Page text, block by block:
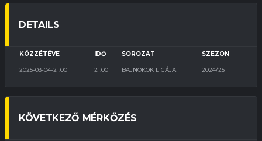
DETAILS
KÖZZÉTÉVE IDŐ SOROZAT SZEZON
2025-03-04-21:00 21:00 BAJNOKOK LIGÁJA 2024/25
KÖVETKEZŐ MÉRKŐZÉS